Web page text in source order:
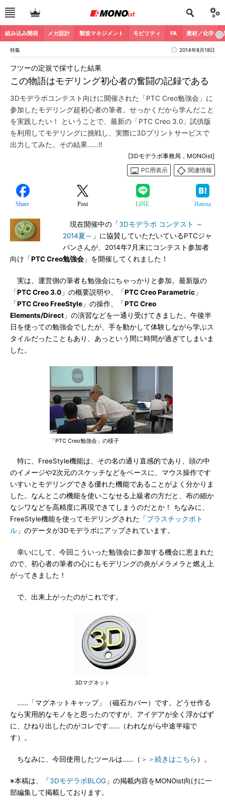
組み込み開発 メカ設計 製造マネジメント モビリティ FA 素材／化学
特集 2014年8月18日
この物語はモデリング初心者の奮闘の記録である
フツーの定規で採寸した結果
3Dモデラボコンテスト向けに開催された「PTC Creo勉強会」に
参加したモデリング超初心者の筆者。せっかくだから学んだこと
を実践したい！ ということで、最新の「PTC Creo 3.0」試供版
を利用してモデリングに挑戦し、実際に3Dプリントサービスで
出力してみた。その結果……!!
[3Dモデラボ事務局，MONOist]
PC用表示
関連情報
Share Post LINE Hatena
現在開催中の「3Dモデラボ コンテスト ～
2014夏～ 」に協賛していただいているPTCジャ
パンさんが、2014年7月末にコンテスト参加者
向け「PTC Creo勉強会 」を開催してくれました！
実は、運営側の筆者も勉強会にちゃっかりと参加。最新版の
「PTC Creo 3.0 」の概要説明や、「PTC Creo Parametric 」
「PTC Creo FreeStyle 」の操作、「PTC Creo
Elements/Direct 」の演習などを一通り受けてきました。午後半
日を使っての勉強会でしたが、手を動かして体験しながら学ぶス
タイルだったこともあり、あっという間に時間が過ぎてしまいま
した。
「PTC Creo勉強会」の様子
特に、FreeStyle機能は、その名の通り直感的であり、頭の中
のイメージや2次元のスケッチなどをベースに、マウス操作です
いすいとモデリングできる優れた機能であることがよく分かりま
した。なんとこの機能を使いこなせる上級者の方だと、布の細か
なシワなどを高精度に再現できてしまうのだとか！ ちなみに、
FreeStyle機能を使ってモデリングされた「プラスチックボト
ル 」のデータが3Dモデラボにアップされています。
幸いにして、今回こういった勉強会に参加する機会に恵まれた
ので、初心者の筆者の心にもモデリングの炎がメラメラと燃え上
がってきました！
で、出来上がったのがこれです。
3Dマグネット
……「マグネットキャップ」（磁石カバー）です。どうせ作る
なら実用的なモノをと思ったのですが、アイデアが全く浮かばず
に、ひねり出したのがコレです……（われながら中途半端で
す）。
ちなみに、今回使用したツールは……（ ＞＞続きはこちら ）。
※本稿は、「3DモデラボBLOG 」の掲載内容をMONOist向けに一
部編集して掲載しております。